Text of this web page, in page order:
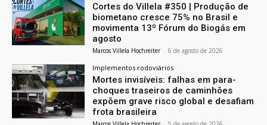
Cortes do Villela #350 | Produção de
biometano cresce 75% no Brasil e
movimenta 13º Fórum do Biogás em
agosto
Marcos Villela Hochreiter - 6 de agosto de 2026
Implementos rodoviários
Mortes invisíveis: falhas em para-
choques traseiros de caminhões
expõem grave risco global e desafiam
frota brasileira